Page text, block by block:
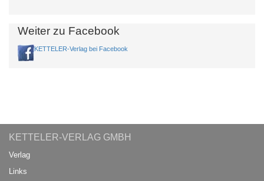
Weiter zu Facebook
KETTELER-Verlag bei Facebook
KETTELER-VERLAG GMBH
Verlag
Links